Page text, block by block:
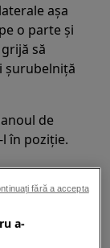
așa
o parte și
să
șurubelniță
de
în poziție.
a-
fără a accepta